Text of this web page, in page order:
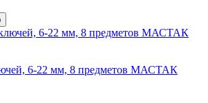
6-22 мм, 8 предметов МАСТАК